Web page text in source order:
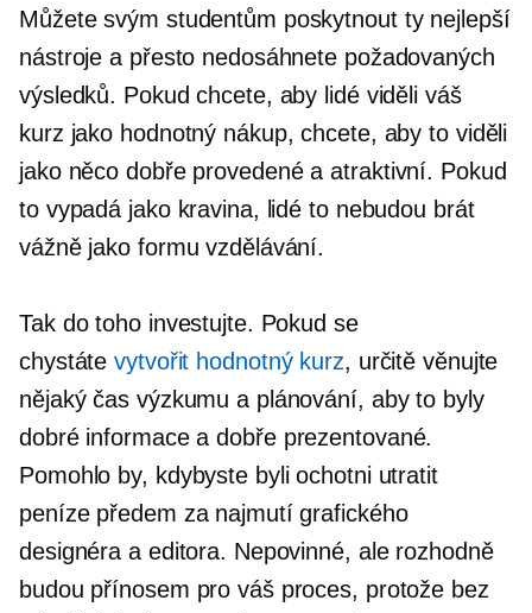
Můžete svým studentům poskytnout ty nejlepší
nástroje a přesto nedosáhnete požadovaných
výsledků. Pokud chcete, aby lidé viděli váš
kurz jako hodnotný nákup, chcete, aby to viděli
jako něcodobře provedenéa atraktivní. Pokud
to vypadá jako kravina, lidé to nebudou brát
vážně jako formu vzdělávání.
Tak do toho investujte. Pokud se
chystátevytvořit hodnotný kurz, určitě věnujte
nějaký čas výzkumu a plánování, aby to byly
dobré informace adobře prezentované.
Pomohlo by, kdybyste byli ochotni utratit
peníze předem za najmutí grafického
designéra a editora. Nepovinné, ale rozhodně
budou přínosem pro váš proces, protože bez